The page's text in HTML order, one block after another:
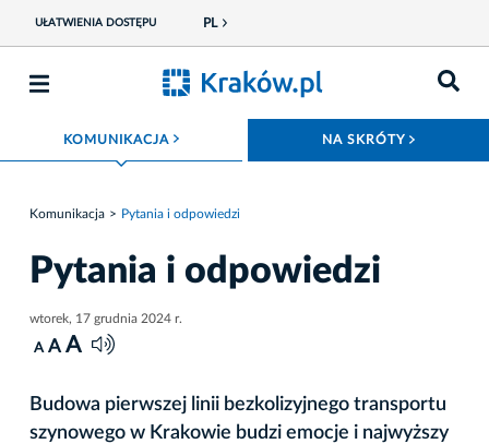
UŁATWIENIA DOSTĘPU PL
KOMUNIKACJA ROZWIŃ MENU NA SKRÓTY
Komunikacja Pytania i odpowiedzi
Pytania i odpowiedzi
wtorek, 17 grudnia 2024 r.
A A A
Budowa pierwszej linii bezkolizyjnego transportu
szynowego w Krakowie budzi emocje i najwyższy